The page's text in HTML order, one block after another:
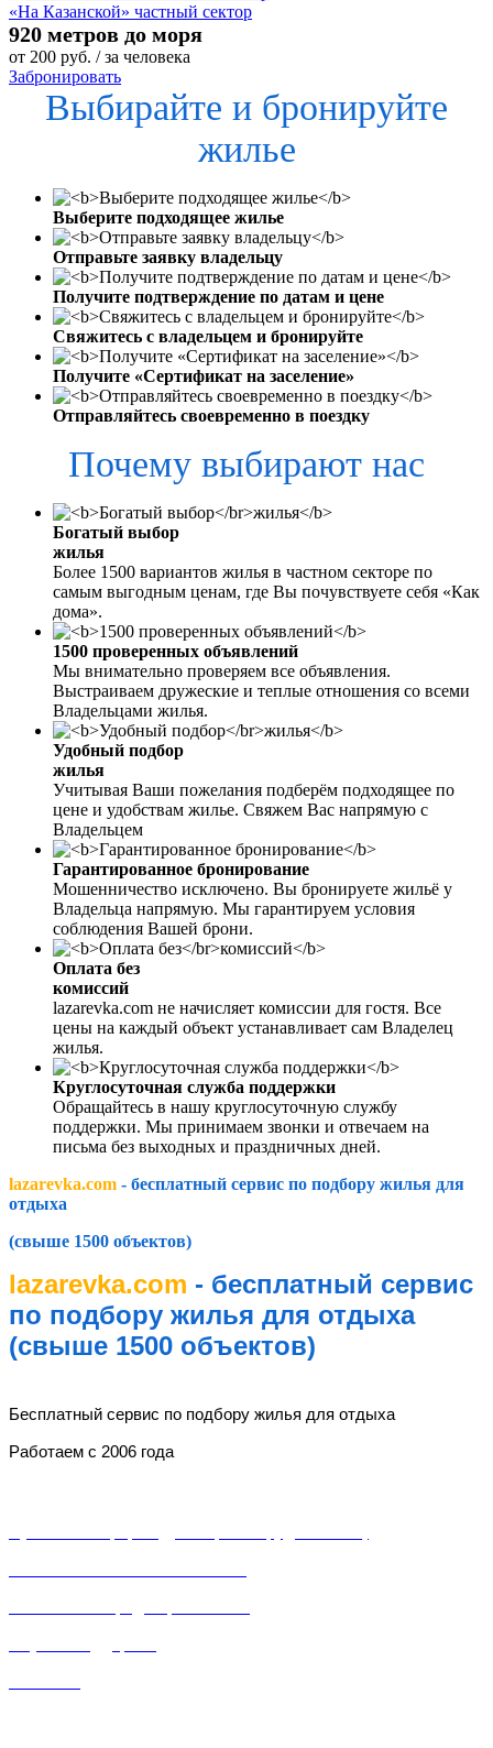
«На Казанской» частный сектор
920 метров до моря
от 200 руб. / за человека
Забронировать
Выбирайте и бронируйте
жилье
Выберите подходящее жилье
Отправьте заявку владельцу
Получите подтверждение по датам и цене
Свяжитесь с владельцем и бронируйте
Получите «Сертификат на заселение»
Отправляйтесь своевременно в поездку
Почему выбирают нас
Богатый выбор
жилья
Более 1500 вариантов жилья в частном секторе по
самым выгодным ценам, где Вы почувствуете себя «Как
дома».
1500 проверенных объявлений
Мы внимательно проверяем все объявления.
Выстраиваем дружеские и теплые отношения со всеми
Владельцами жилья.
Удобный подбор
жилья
Учитывая Ваши пожелания подберём подходящее по
цене и удобствам жилье. Свяжем Вас напрямую с
Владельцем
Гарантированное бронирование
Мошенничество исключено. Вы бронируете жильё у
Владельца напрямую. Мы гарантируем условия
соблюдения Вашей брони.
Оплата без
комиссий
lazarevka.com не начисляет комиссии для гостя. Все
цены на каждый объект устанавливает сам Владелец
жилья.
Круглосуточная служба поддержки
Обращайтесь в нашу круглосуточную службу
поддержки. Мы принимаем звонки и отвечаем на
письма без выходных и праздничных дней.
lazarevka.com - бесплатный сервис по подбору жилья для
отдыха
(свыше 1500 объектов)
lazarevka.com - бесплатный сервис
по подбору жилья для отдыха
(свыше 1500 объектов)
Бесплатный сервис по подбору жилья для отдыха
Работаем с 2006 года